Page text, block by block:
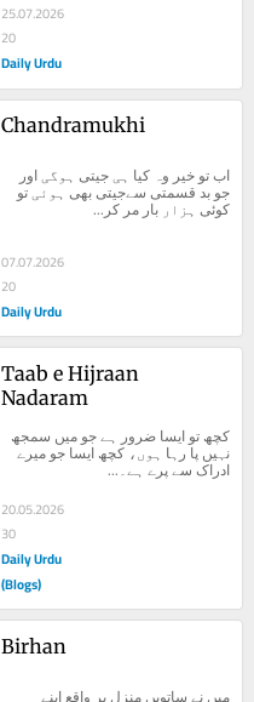
25.07.2026
20
Daily Urdu
Chandramukhi
کوئی ہزار بار مر کر...
07.07.2026
20
Daily Urdu
Taab e Hijraan
Nadaram
نہیں پا رہا ہوں، کچھ ایسا جو میرے
ادراک سے پرے ہے۔...
20.05.2026
30
Daily Urdu
(Blogs)
Birhan